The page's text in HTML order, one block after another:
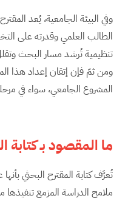
وفي البيئة الجامعية، يُعد
الطالب العلمي وقدرته على
تنظيمية تُرشد مسار البحث
ومن ثمّ فإن إتقان إعداد هذا
المشروع الجامعي، سواء في
ما المقصود بـ كتابة
تُعرَّف كتابة المقترح البحثي
ملامح الدراسة المزمع